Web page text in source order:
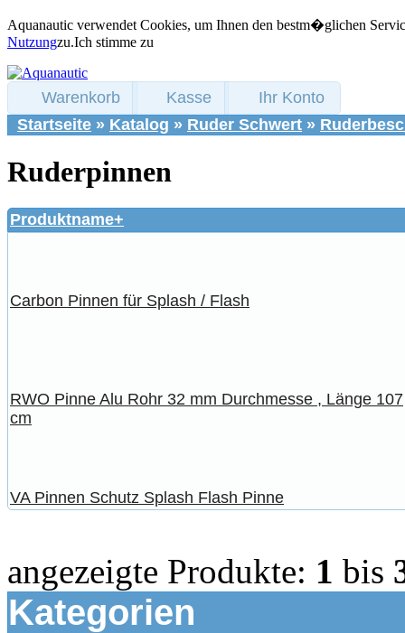
Aquanautic verwendet Cookies, um Ihnen den bestm�glichen
Nutzungzu.Ich stimme zu
Warenkorb Kasse
Ihr Konto
Startseite » Katalog » Ruder Schwert »
Ruderpinnen
Produktname+
Carbon Pinnen für Splash / Flash
RWO Pinne Alu Rohr 32 mm Durchmesse , Länge 107
cm
VA Pinnen Schutz Splash Flash Pinne
angezeigte Produkte: 1 bis
Kategorien